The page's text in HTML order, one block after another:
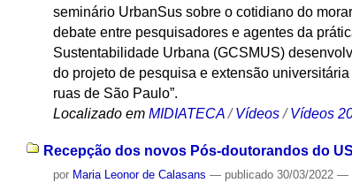
seminário UrbanSus sobre o cotidiano do
debate entre pesquisadores e agentes da
Sustentabilidade Urbana (GCSMUS)
do projeto de pesquisa e extensão
ruas de São Paulo”.
Localizado em MIDIATECA /Vídeos /Vídeos
Recepção dos novos Pós-doutorandos do
por Maria Leonor de Calasans — publicado 30/03/2022—